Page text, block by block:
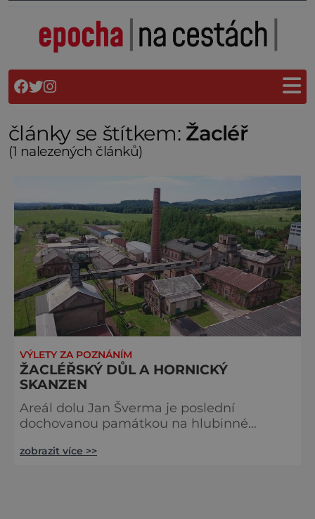
články se štítkem: Žacléř
(1 nalezených článků)
VÝLETY ZA POZNÁNÍM
ŽACLÉŘSKÝ DŮL A HORNICKÝ
SKANZEN
Areál dolu Jan Šverma je poslední
dochovanou památkou na hlubinné
které je písemně dokumentováno již od 16.
zobrazit více >>